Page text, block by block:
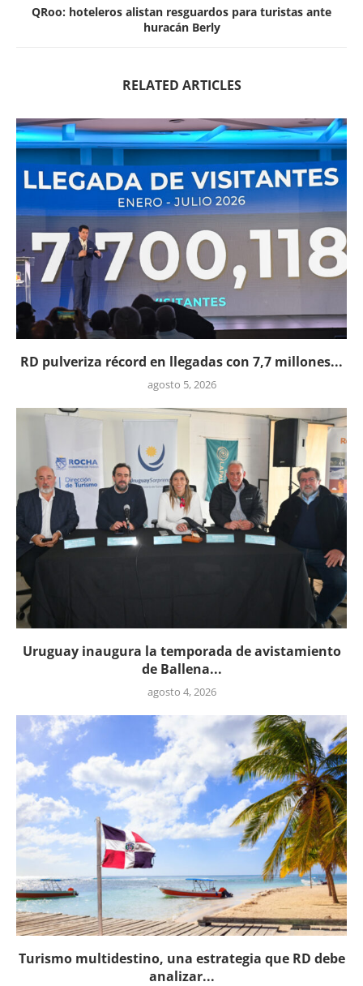
QRoo: hoteleros alistan resguardos para turistas ante
huracán Berly
RELATED ARTICLES
RD pulveriza récord en llegadas con 7,7 millones...
agosto 5, 2026
Uruguay inaugura la temporada de avistamiento
de Ballena...
agosto 4, 2026
Turismo multidestino, una estrategia que RD debe
analizar...